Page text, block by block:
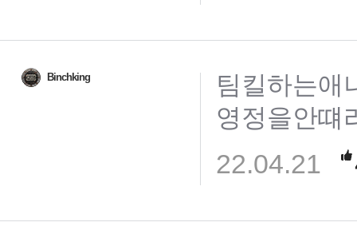
Binchking
팀킬하는애
영정을안떄
22.04.21